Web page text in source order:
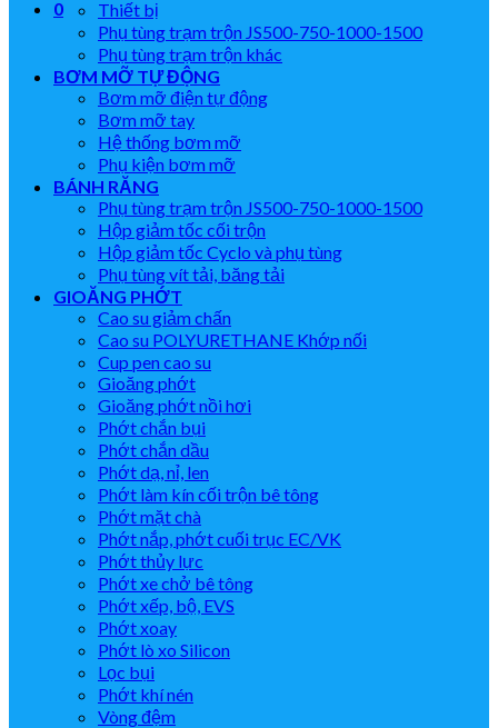
0
Thiết bị
Phụ tùng trạm trộn JS500-750-1000-1500
Phụ tùng trạm trộn khác
BƠM MỠ TỰ ĐỘNG
Bơm mỡ điện tự động
Bơm mỡ tay
Hệ thống bơm mỡ
Phụ kiện bơm mỡ
BÁNH RĂNG
Phụ tùng trạm trộn JS500-750-1000-1500
Hộp giảm tốc cối trộn
Hộp giảm tốc Cyclo và phụ tùng
Phụ tùng vít tải, băng tải
GIOĂNG PHỚT
Cao su giảm chấn
Cao su POLYURETHANE Khớp nối
Cup pen cao su
Gioăng phớt
Gioăng phớt nồi hơi
Phớt chắn bụi
Phớt chắn dầu
Phớt dạ, nỉ, len
Phớt làm kín cối trộn bê tông
Phớt mặt chà
Phớt nắp, phớt cuối trục EC/VK
Phớt thủy lực
Phớt xe chở bê tông
Phớt xếp, bộ, EVS
Phớt xoay
Phớt lò xo Silicon
Lọc bụi
Phớt khí nén
Vòng đệm